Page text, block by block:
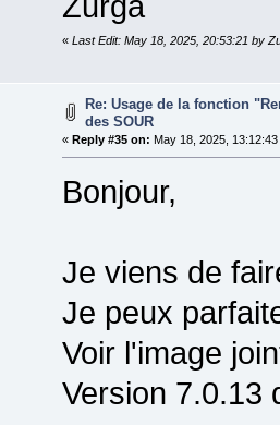
Zurga
« Last Edit: May 18, 2025, 20:53:21 by
Re: Usage de la fonction
des SOUR
« Reply #35 on: May 18, 2025, 13:12:43
Bonjour,
Je viens de
Je peux
Voir l'image
Version 7.0.13